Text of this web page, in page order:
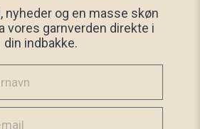
nyheder og en masse skøn
vores garnverden direkte i
din indbakke.